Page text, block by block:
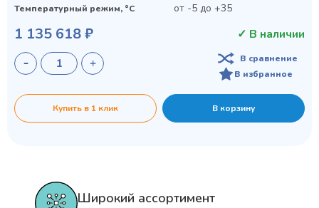
Температурный режим, °C от -5 до +35
1 135 618 ₽ ✓ В наличии
В сравнение
В избранное
Купить в 1 клик В корзину
Широкий ассортимент